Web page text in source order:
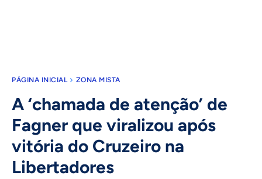
PÁGINA INICIAL ZONA MISTA
A ‘chamada de atenção’ de
Fagner que viralizou após
vitória do Cruzeiro na
Libertadores